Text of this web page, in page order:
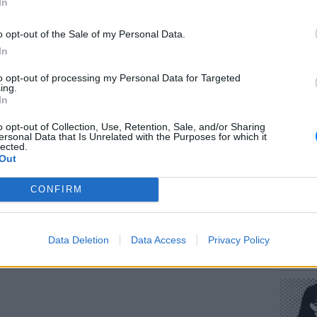
opt-out of the Sale of my Personal Data.
opt-out of processing my Personal Data for Targeted
opt-out of Collection, Use, Retention, Sale, and/or Sharing
Data that Is Unrelated with the Purposes for which it
CONFIRM
Data Deletion Data Access Privacy Policy
στο Google News και μάθετε πρώτοι
γιαΜόδα ,Ομορφιά,Σχέσειςκαι
και στο Instagram
ΔΙΑΦΗΜΙΣΗ